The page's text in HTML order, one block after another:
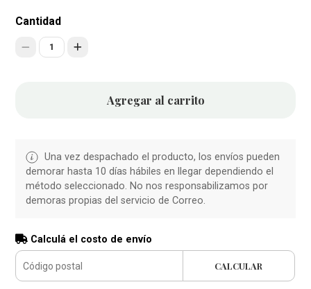
Cantidad
1
Agregar al carrito
Una vez despachado el producto, los envíos pueden
demorar hasta 10 días hábiles en llegar dependiendo el
método seleccionado. No nos responsabilizamos por
demoras propias del servicio de Correo.
Calculá el costo de envío
CALCULAR